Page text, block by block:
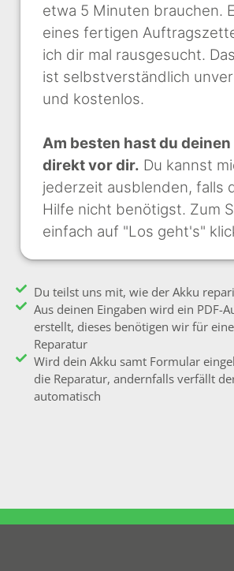
etwa 5 Minuten brauchen.
eines fertigen
ich dir mal rausgesucht.
ist selbstverständlich
und kostenlos.
Am besten hast du
direkt vor dir. Du kannst
jederzeit ausblenden, falls
Hilfe nicht benötigst. Zum
einfach auf "Los geht's"
Du teilst uns mit, wie der Akku
Aus deinen Eingaben wird ein PDF-
erstellt, dieses benötigen wir für
Reparatur
Wird dein Akku samt Formular
die Reparatur, andernfalls verfällt
automatisch